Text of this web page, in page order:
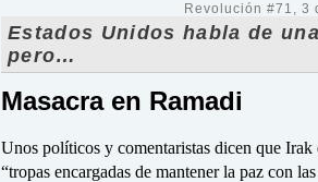
Revolución #71, 3
Estados Unidos habla de
pero…
Masacra en Ramadi
Unos políticos y comentaristas dicen que
“tropas encargadas de mantener la paz con